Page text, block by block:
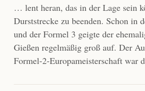
… lent heran, das in der Lage sein
Durststrecke zu beenden. Schon in
und der Formel 3 geigte der
Gießen regelmäßig groß auf. Der
Formel-2-Europameisterschaft war